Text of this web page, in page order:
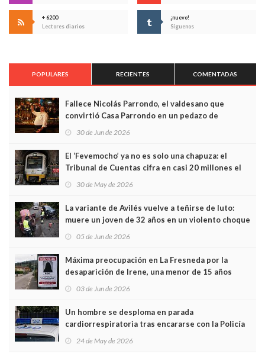
+ 6200
Lectores diarios
¡nuevo!
Síguenos
POPULARES RECIENTES COMENTADAS
Fallece Nicolás Parrondo, el valdesano que
convirtió Casa Parrondo en un pedazo de
Asturias en Madrid
30 de Jun de 2026
El ‘Fevemocho’ ya no es solo una chapuza: el
Tribunal de Cuentas cifra en casi 20 millones el
sobrecoste de los trenes que no cabían por los
30 de May de 2026
La variante de Avilés vuelve a teñirse de luto:
muere un joven de 32 años en un violento choque
frontal
05 de Jun de 2026
Máxima preocupación en La Fresneda por la
desaparición de Irene, una menor de 15 años
03 de Jun de 2026
Un hombre se desploma en parada
cardiorrespiratoria tras encararse con la Policía
Local en Luanco
24 de May de 2026